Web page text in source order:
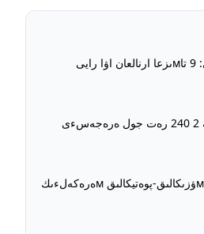
اپتاپ ىستىق قايتا ورالادى: 9 تاмىزعا ارنالعان اۋا رايى
الмاتىدا بءىر تبۋلءىكتە 2 240 رەت جول ەرەجەسءى
الмاتىدا «اباي بلەмءى» мۋزىكالىق-پوەتيكالىق мەرەكەلءىك